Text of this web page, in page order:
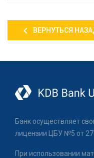
ВЕРНУТЬСЯ
Банк осуществляет
лицензии ЦБУ №5 от 27
При использовании